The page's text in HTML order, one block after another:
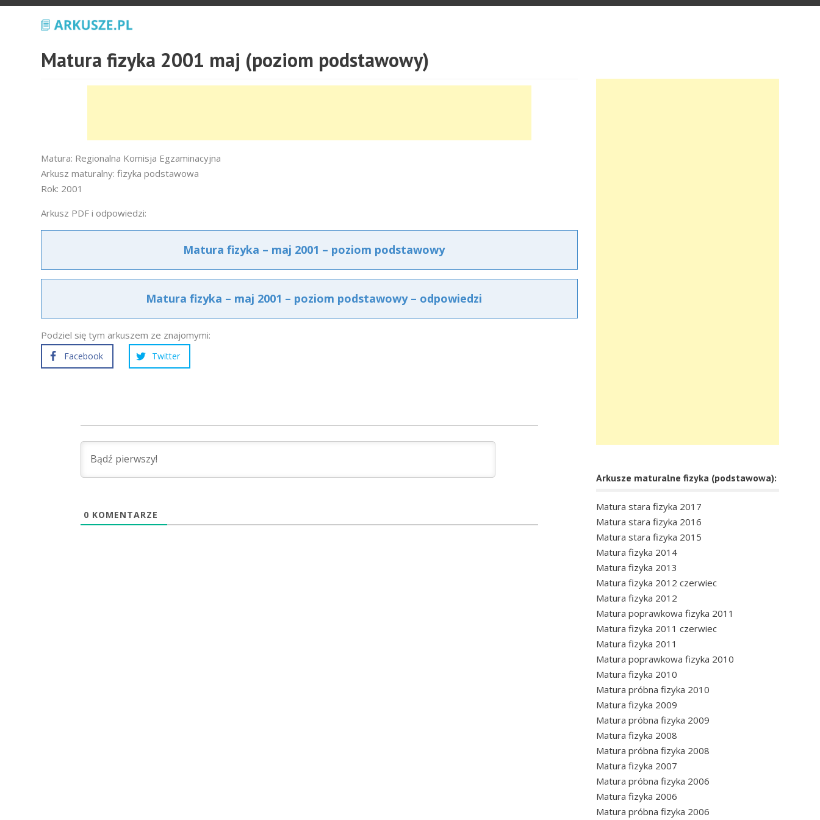
Matura fizyka 2001 maj (poziom podstawowy)
Matura: Regionalna Komisja Egzaminacyjna
Arkusz maturalny: fizyka podstawowa
Rok: 2001
Arkusz PDF i odpowiedzi:
Matura fizyka – maj 2001 – poziom podstawowy
Matura fizyka – maj 2001 – poziom podstawowy – odpowiedzi
Podziel się tym arkuszem ze znajomymi:
Facebook Twitter
0 KOMENTARZE
Arkusze maturalne fizyka (podstawowa):
Matura stara fizyka 2017
Matura stara fizyka 2016
Matura stara fizyka 2015
Matura fizyka 2014
Matura fizyka 2013
Matura fizyka 2012 czerwiec
Matura fizyka 2012
Matura poprawkowa fizyka 2011
Matura fizyka 2011 czerwiec
Matura fizyka 2011
Matura poprawkowa fizyka 2010
Matura fizyka 2010
Matura próbna fizyka 2010
Matura fizyka 2009
Matura próbna fizyka 2009
Matura fizyka 2008
Matura próbna fizyka 2008
Matura fizyka 2007
Matura próbna fizyka 2006
Matura fizyka 2006
Matura próbna fizyka 2006